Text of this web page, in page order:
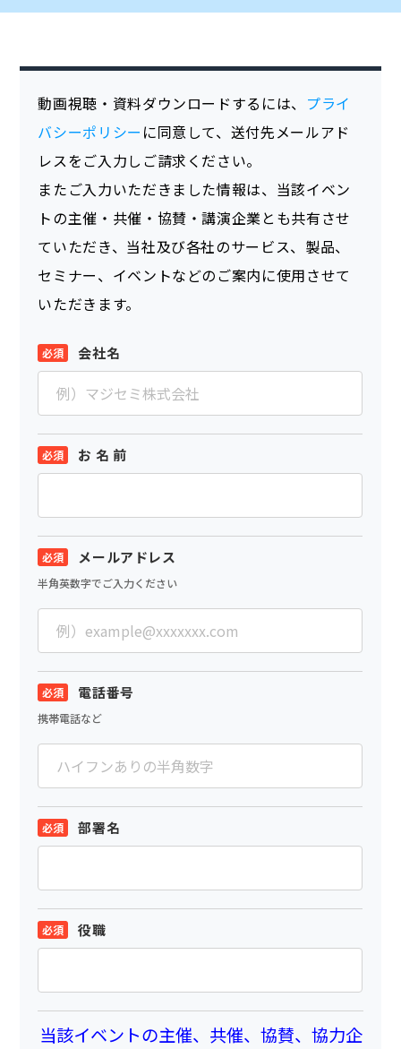
動画視聴・資料ダウンロードするには、 プライ
バシーポリシー に同意して、送付先メールアド
レスをご入力しご請求ください。
またご入力いただきました情報は、当該イベン
トの主催・共催・協賛・講演企業とも共有させ
ていただき、当社及び各社のサービス、製品、
セミナー、イベントなどのご案内に使用させて
いただきます。
会社名
お 名 前
メールアドレス
半角英数字でご入力ください
電話番号
携帯電話など
部署名
役職
当該イベントの主催、共催、協賛、協力企